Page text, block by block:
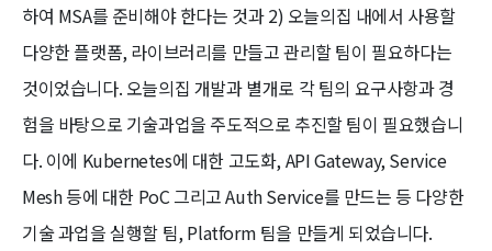
하여 MSA를 준비해야 한다는 것과 2) 오늘의집 내에서 사용할
다양한 플랫폼, 라이브러리를 만들고 관리할 팀이 필요하다는
것이었습니다. 오늘의집 개발과 별개로 각 팀의 요구사항과 경
험을 바탕으로 기술과업을 주도적으로 추진할 팀이 필요했습니
다. 이에 Kubernetes에 대한 고도화, API Gateway, Service
Mesh 등에 대한 PoC 그리고 Auth Service를 만드는 등 다양한
기술 과업을 실행할 팀, Platform 팀을 만들게 되었습니다.